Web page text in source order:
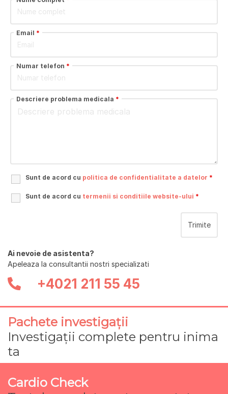
Email *
Numar telefon *
Descriere problema medicala *
Sunt de acord cu politica de confidentialitate a datelor *
Sunt de acord cu termenii si conditiile website-ului *
Ai nevoie de asistenta?
Apeleaza la consultantii nostri specializati
+4021 211 55 45
Pachete investigații
Investigații complete pentru inima
ta
Cardio Check